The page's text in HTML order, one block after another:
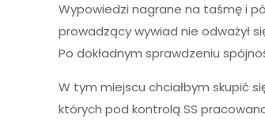
Wypowiedzi nagrane na taśmę i
prowadzący wywiad nie odważył
Po dokładnym sprawdzeniu
W tym miejscu chciałbym skupić
których pod kontrolą SS